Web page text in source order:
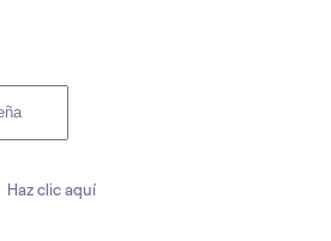
Haz clic aquí